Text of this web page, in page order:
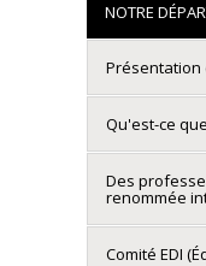
NOTRE
Présentation
Qu'est-ce
Des
renommée
Comité EDI